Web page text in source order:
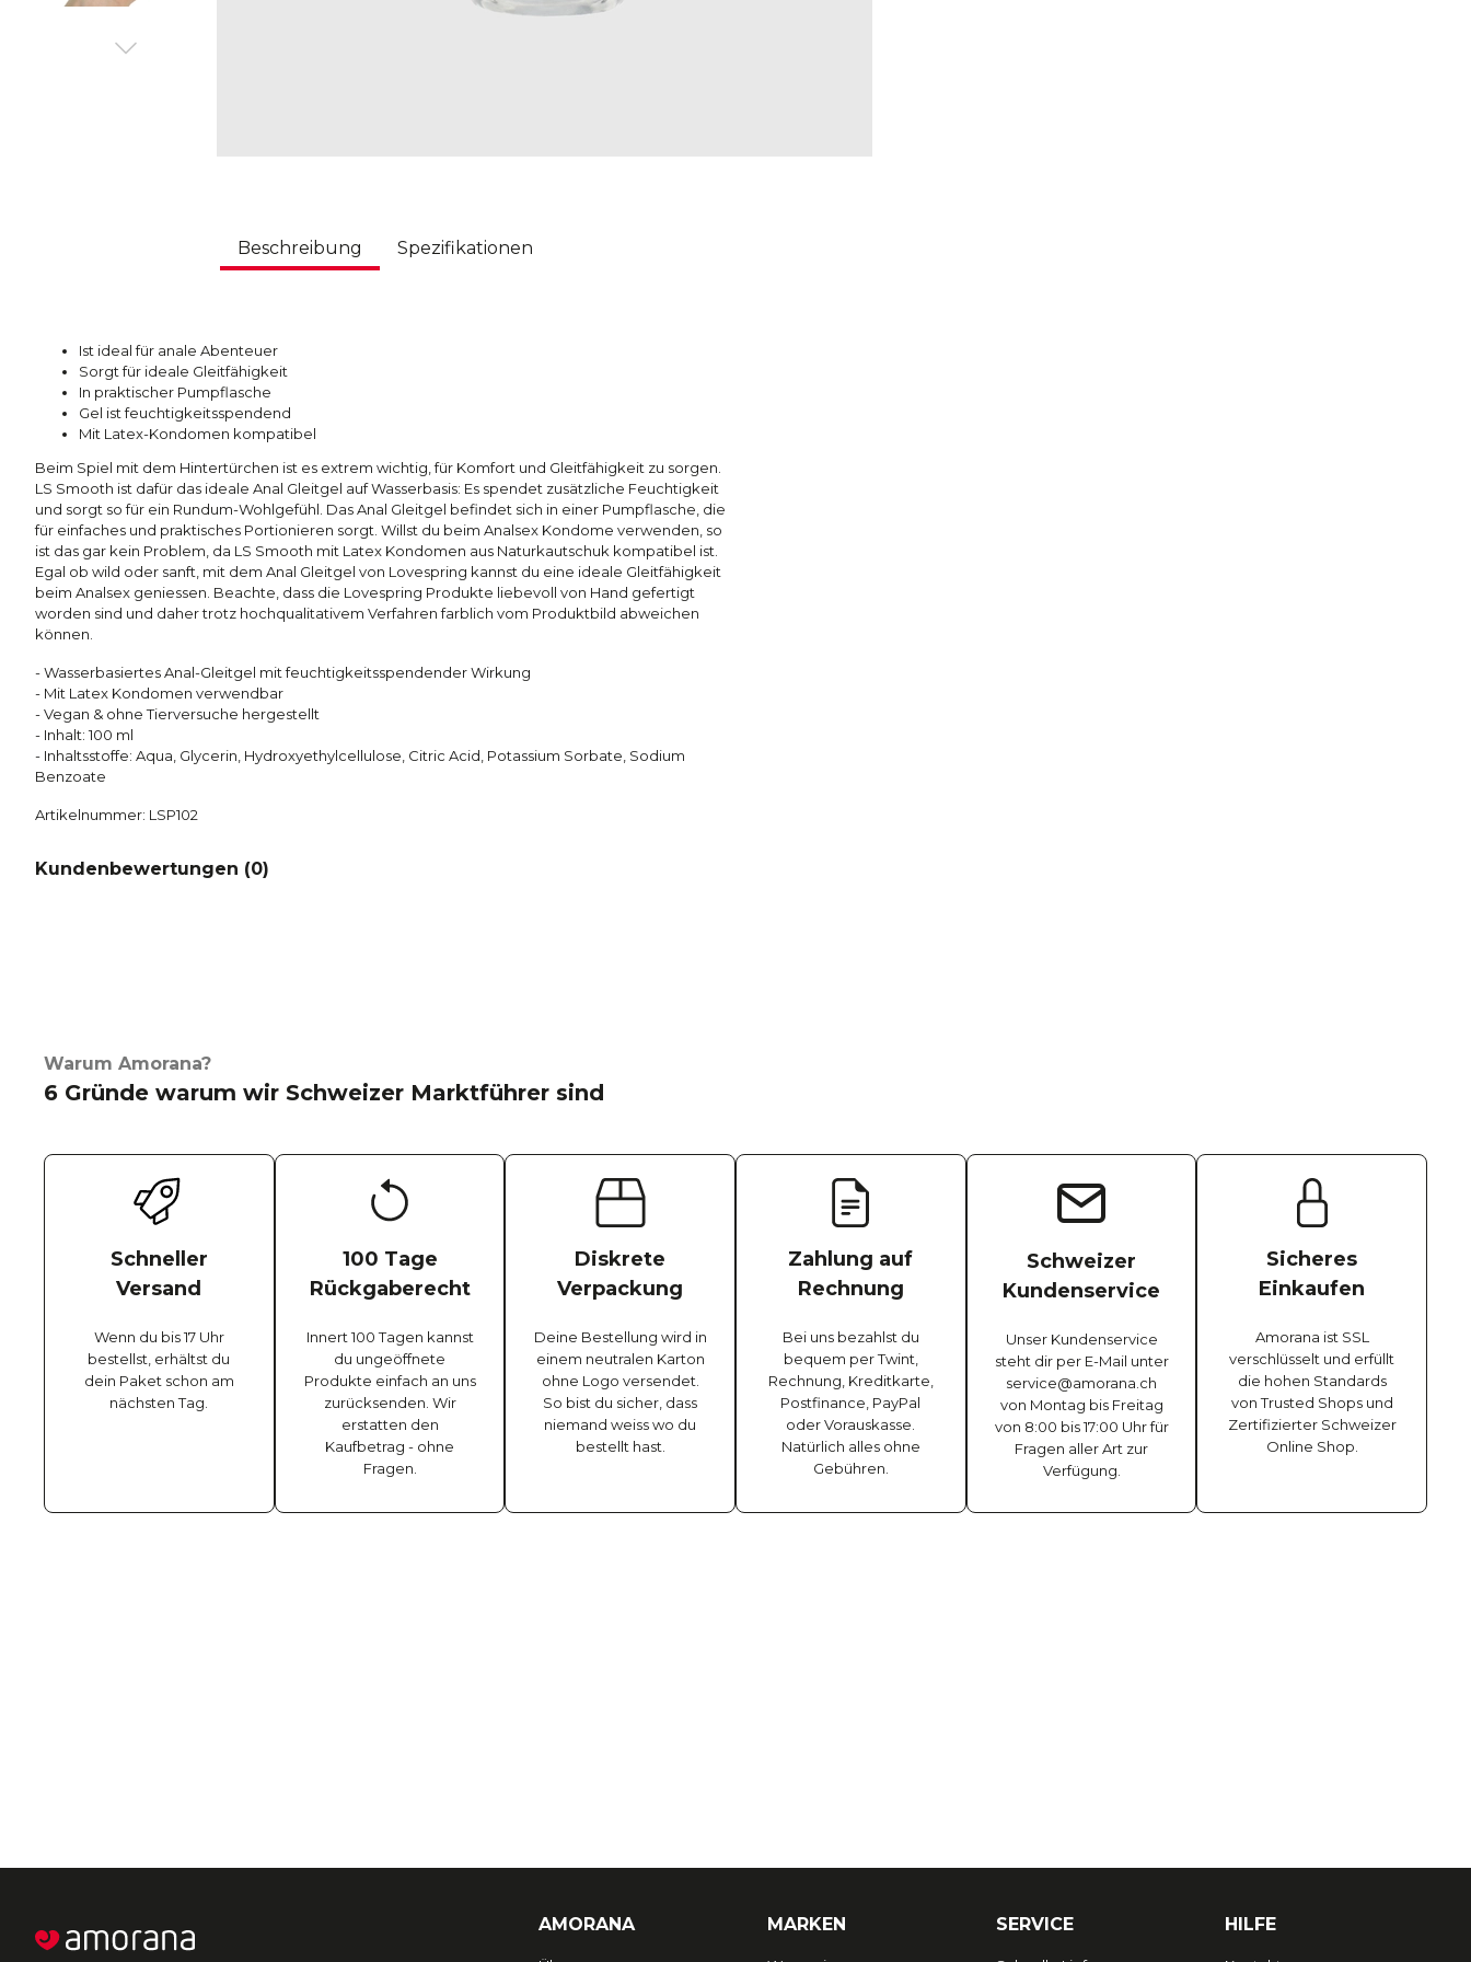
Beschreibung Spezifikationen
Ist ideal für anale Abenteuer
Sorgt für ideale Gleitfähigkeit
In praktischer Pumpflasche
Gel ist feuchtigkeitsspendend
Mit Latex-Kondomen kompatibel
Beim Spiel mit dem Hintertürchen ist es extrem wichtig, für Komfort und Gleitfähigkeit zu sorgen.
LS Smooth ist dafür das ideale Anal Gleitgel auf Wasserbasis: Es spendet zusätzliche Feuchtigkeit
und sorgt so für ein Rundum-Wohlgefühl. Das Anal Gleitgel befindet sich in einer Pumpflasche, die
für einfaches und praktisches Portionieren sorgt. Willst du beim Analsex Kondome verwenden, so
ist das gar kein Problem, da LS Smooth mit Latex Kondomen aus Naturkautschuk kompatibel ist.
Egal ob wild oder sanft, mit dem Anal Gleitgel von Lovespring kannst du eine ideale Gleitfähigkeit
beim Analsex geniessen. Beachte, dass die Lovespring Produkte liebevoll von Hand gefertigt
worden sind und daher trotz hochqualitativem Verfahren farblich vom Produktbild abweichen
können.
- Wasserbasiertes Anal-Gleitgel mit feuchtigkeitsspendender Wirkung
- Mit Latex Kondomen verwendbar
- Vegan & ohne Tierversuche hergestellt
- Inhalt: 100 ml
- Inhaltsstoffe: Aqua, Glycerin, Hydroxyethylcellulose, Citric Acid, Potassium Sorbate, Sodium
Benzoate
Artikelnummer: LSP102
Kundenbewertungen (0)
Warum Amorana?
6 Gründe warum wir Schweizer Marktführer sind
Schneller
Versand
Wenn du bis 17 Uhr
bestellst, erhältst du
dein Paket schon am
nächsten Tag.
100 Tage
Rückgaberecht
Innert 100 Tagen kannst
du ungeöffnete
Produkte einfach an uns
zurücksenden. Wir
erstatten den
Kaufbetrag - ohne
Fragen.
Diskrete
Verpackung
Deine Bestellung wird in
einem neutralen Karton
ohne Logo versendet.
So bist du sicher, dass
niemand weiss wo du
bestellt hast.
Zahlung auf
Rechnung
Bei uns bezahlst du
bequem per Twint,
Rechnung, Kreditkarte,
Postfinance, PayPal
oder Vorauskasse.
Natürlich alles ohne
Gebühren.
Schweizer
Kundenservice
Unser Kundenservice
steht dir per E-Mail unter
service@amorana.ch
von Montag bis Freitag
von 8:00 bis 17:00 Uhr für
Fragen aller Art zur
Verfügung.
Sicheres
Einkaufen
Amorana ist SSL
verschlüsselt und erfüllt
die hohen Standards
von Trusted Shops und
Zertifizierter Schweizer
Online Shop.
AMORANA MARKEN SERVICE HILFE